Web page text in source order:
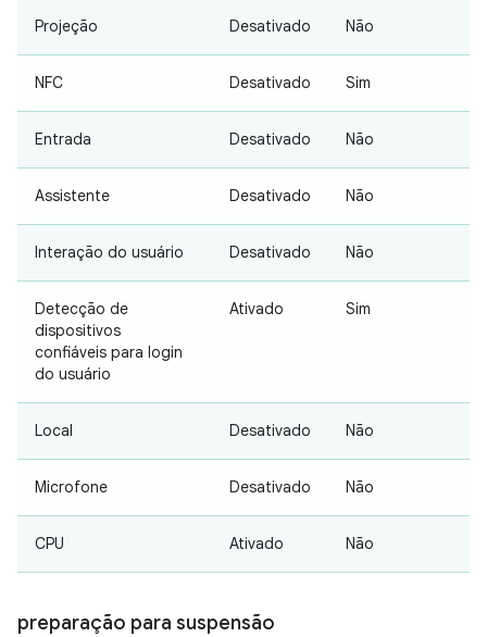
Projeção Desativado Não
NFC Desativado Sim
Entrada Desativado Não
Assistente Desativado Não
Interação do usuário Desativado Não
Detecção de
dispositivos
confiáveis para login
do usuário
Ativado Sim
Local Desativado Não
Microfone Desativado Não
CPU Ativado Não
preparação para suspensão